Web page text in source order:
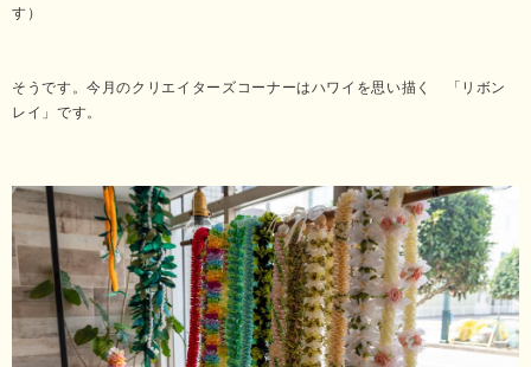
す）
そうです。今月のクリエイターズコーナーはハワイを思い描く 「リボン
レイ」です。